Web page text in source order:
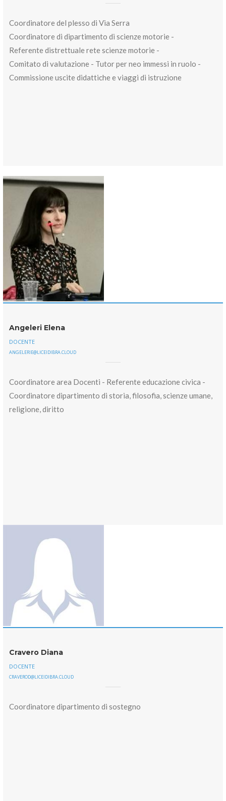
Coordinatore del plesso di Via Serra
Coordinatore di dipartimento di scienze motorie -
Referente distrettuale rete scienze motorie -
Comitato di valutazione - Tutor per neo immessi in ruolo -
Commissione uscite didattiche e viaggi di istruzione
Angeleri Elena
DOCENTE
ANGELERIE@LICEIDIBRA.CLOUD
Coordinatore area Docenti - Referente educazione civica -
Coordinatore dipartimento di storia, filosofia, scienze umane,
religione, diritto
Cravero Diana
DOCENTE
CRAVEROD@LICEIDIBRA.CLOUD
Coordinatore dipartimento di sostegno